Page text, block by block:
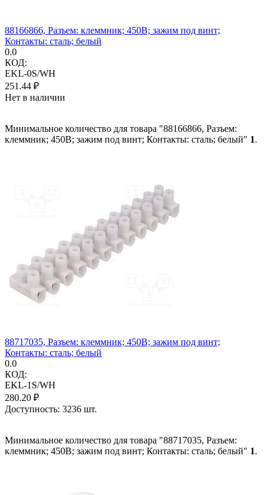
88166866, Разъем: клеммник; 450В; зажим под винт;
Контакты: сталь; белый
0.0
КОД:
EKL-0S/WH
251.44 ₽
Нет в наличии
Минимальное количество для товара "88166866, Разъем:
клеммник; 450В; зажим под винт; Контакты: сталь; белый" 1.
88717035, Разъем: клеммник; 450В; зажим под винт;
Контакты: сталь; белый
0.0
КОД:
EKL-1S/WH
280.20 ₽
Доступность: 3236 шт.
Минимальное количество для товара "88717035, Разъем:
клеммник; 450В; зажим под винт; Контакты: сталь; белый" 1.